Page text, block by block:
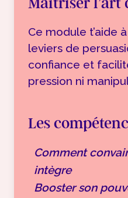
Ce module t’aide
leviers de
confiance et
pression ni
Les
Comment
intègre
Booster son